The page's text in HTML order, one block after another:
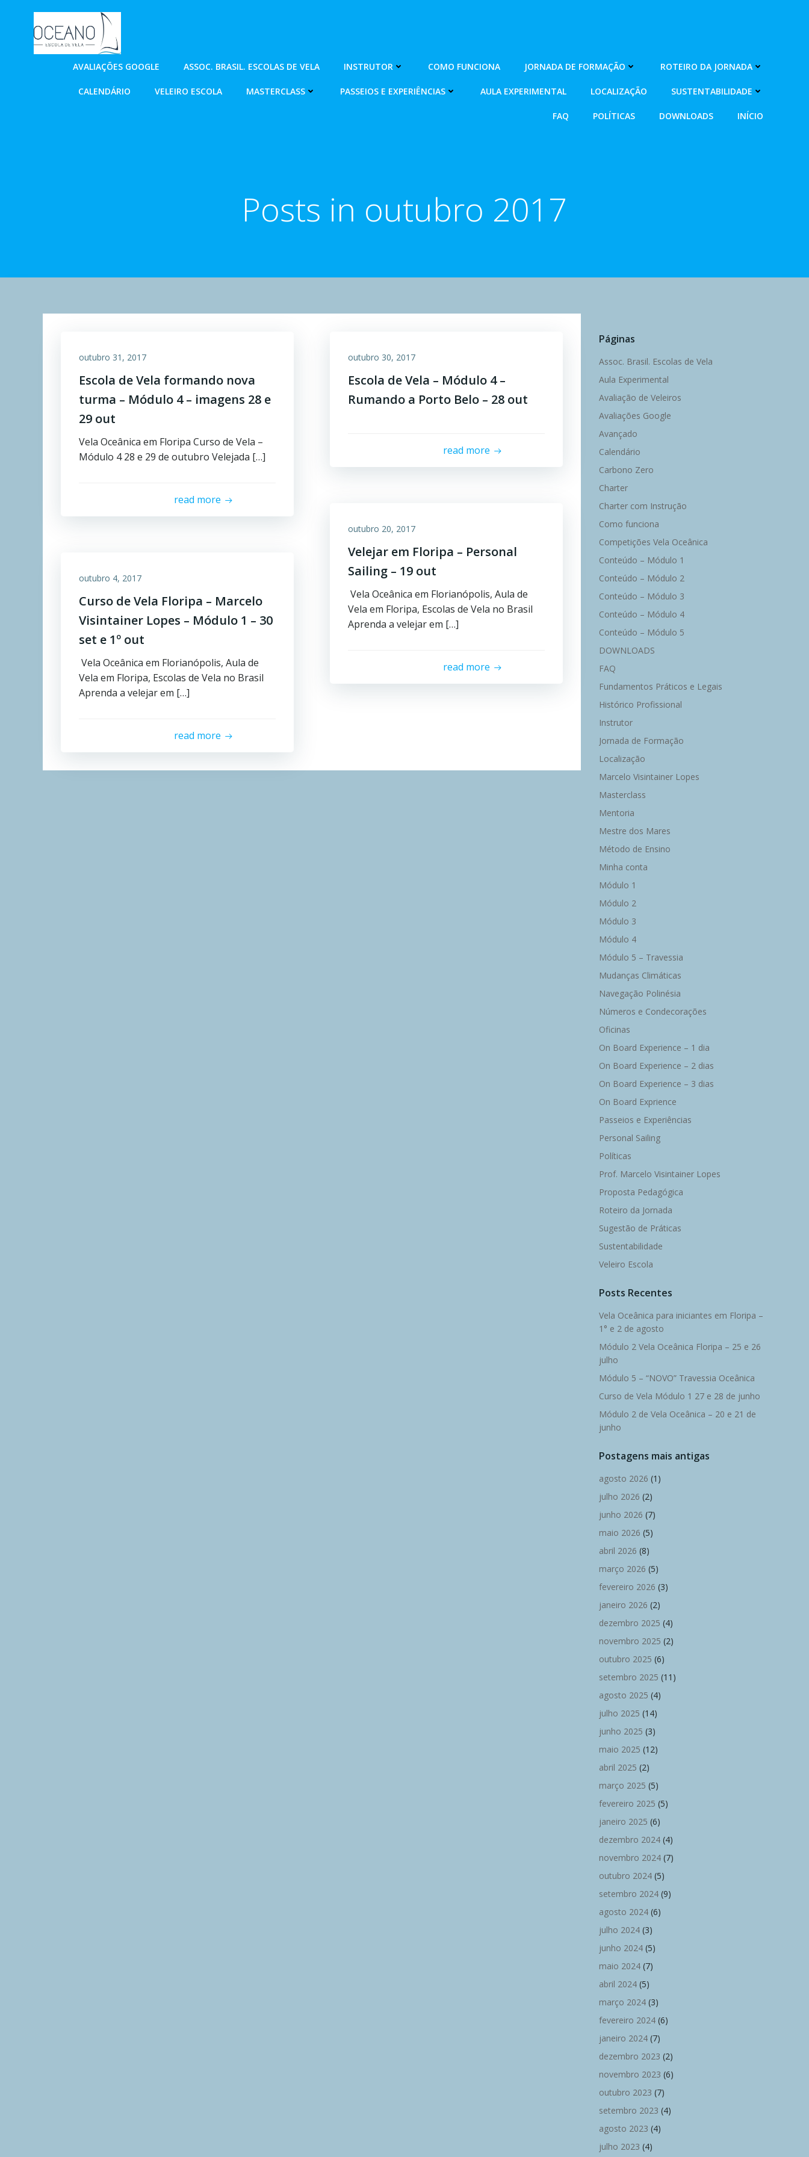
AVALIAÇÕES GOOGLE ASSOC. BRASIL. ESCOLAS DE VELA INSTRUTOR COMO FUNCIONA JORNADA DE FORMAÇÃO ROTEIRO DA JORNADA
CALENDÁRIO VELEIRO ESCOLA MASTERCLASS PASSEIOS E EXPERIÊNCIAS AULA EXPERIMENTAL LOCALIZAÇÃO SUSTENTABILIDADE
FAQ POLÍTICAS DOWNLOADS INÍCIO
Posts in outubro 2017
outubro 31, 2017
Escola de Vela formando nova
turma – Módulo 4 – imagens 28 e
29 out
Vela Oceânica em Floripa Curso de Vela –
Módulo 4 28 e 29 de outubro Velejada […]
read more
outubro 30, 2017
Escola de Vela – Módulo 4 –
Rumando a Porto Belo – 28 out
read more
outubro 20, 2017
Velejar em Floripa – Personal
Sailing – 19 out
Vela Oceânica em Florianópolis, Aula de
Vela em Floripa, Escolas de Vela no Brasil
Aprenda a velejar em […]
read more
outubro 4, 2017
Curso de Vela Floripa – Marcelo
Visintainer Lopes – Módulo 1 – 30
set e 1º out
Vela Oceânica em Florianópolis, Aula de
Vela em Floripa, Escolas de Vela no Brasil
Aprenda a velejar em […]
read more
Páginas
Assoc. Brasil. Escolas de Vela
Aula Experimental
Avaliação de Veleiros
Avaliações Google
Avançado
Calendário
Carbono Zero
Charter
Charter com Instrução
Como funciona
Competições Vela Oceânica
Conteúdo – Módulo 1
Conteúdo – Módulo 2
Conteúdo – Módulo 3
Conteúdo – Módulo 4
Conteúdo – Módulo 5
DOWNLOADS
FAQ
Fundamentos Práticos e Legais
Histórico Profissional
Instrutor
Jornada de Formação
Localização
Marcelo Visintainer Lopes
Masterclass
Mentoria
Mestre dos Mares
Método de Ensino
Minha conta
Módulo 1
Módulo 2
Módulo 3
Módulo 4
Módulo 5 – Travessia
Mudanças Climáticas
Navegação Polinésia
Números e Condecorações
Oficinas
On Board Experience – 1 dia
On Board Experience – 2 dias
On Board Experience – 3 dias
On Board Exprience
Passeios e Experiências
Personal Sailing
Políticas
Prof. Marcelo Visintainer Lopes
Proposta Pedagógica
Roteiro da Jornada
Sugestão de Práticas
Sustentabilidade
Veleiro Escola
Posts Recentes
Vela Oceânica para iniciantes em Floripa –
1° e 2 de agosto
Módulo 2 Vela Oceânica Floripa – 25 e 26
julho
Módulo 5 – “NOVO” Travessia Oceânica
Curso de Vela Módulo 1 27 e 28 de junho
Módulo 2 de Vela Oceânica – 20 e 21 de
junho
Postagens mais antigas
agosto 2026 (1)
julho 2026 (2)
junho 2026 (7)
maio 2026 (5)
abril 2026 (8)
março 2026 (5)
fevereiro 2026 (3)
janeiro 2026 (2)
dezembro 2025 (4)
novembro 2025 (2)
outubro 2025 (6)
setembro 2025 (11)
agosto 2025 (4)
julho 2025 (14)
junho 2025 (3)
maio 2025 (12)
abril 2025 (2)
março 2025 (5)
fevereiro 2025 (5)
janeiro 2025 (6)
dezembro 2024 (4)
novembro 2024 (7)
outubro 2024 (5)
setembro 2024 (9)
agosto 2024 (6)
julho 2024 (3)
junho 2024 (5)
maio 2024 (7)
abril 2024 (5)
março 2024 (3)
fevereiro 2024 (6)
janeiro 2024 (7)
dezembro 2023 (2)
novembro 2023 (6)
outubro 2023 (7)
setembro 2023 (4)
agosto 2023 (4)
julho 2023 (4)